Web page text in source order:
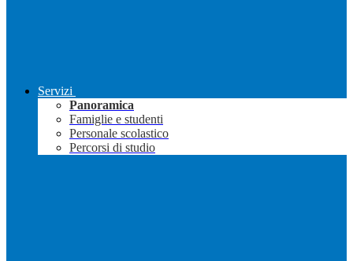
Servizi
Panoramica
Famiglie e studenti
Personale scolastico
Percorsi di studio